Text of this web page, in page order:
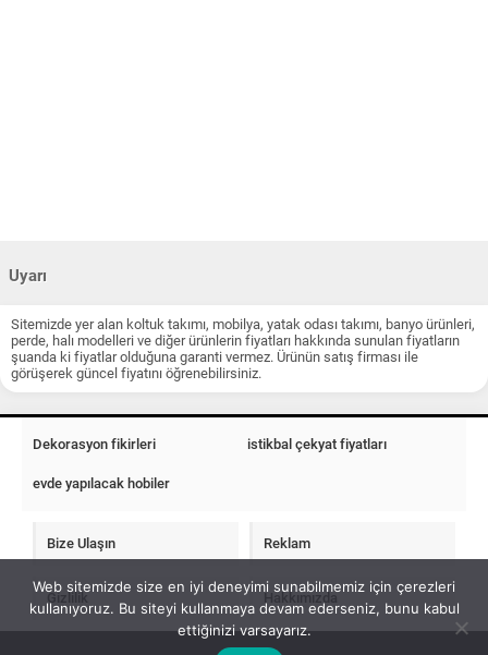
Uyarı
Sitemizde yer alan koltuk takımı, mobilya, yatak odası takımı, banyo ürünleri,
perde, halı modelleri ve diğer ürünlerin fiyatları hakkında sunulan fiyatların
şuanda ki fiyatlar olduğuna garanti vermez. Ürünün satış firması ile
görüşerek güncel fiyatını öğrenebilirsiniz.
Dekorasyon fikirleri istikbal çekyat fiyatları
evde yapılacak hobiler
Bize Ulaşın Reklam
Gizlilik Hakkımızda
Web sitemizde size en iyi deneyimi sunabilmemiz için çerezleri
kullanıyoruz. Bu siteyi kullanmaya devam ederseniz, bunu kabul
ettiğinizi varsayarız.